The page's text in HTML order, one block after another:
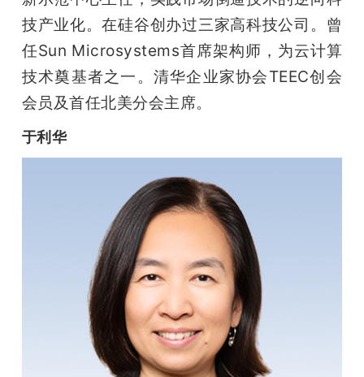
技产业化。在硅谷创办过三家高科技公司。曾
任Sun Microsystems首席架构师，为云计算
技术奠基者之一。清华企业家协会TEEC创会
会员及首任北美分会主席。
于利华